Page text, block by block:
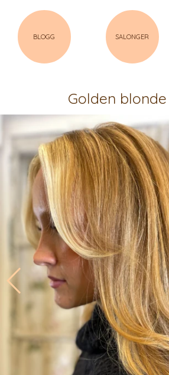
BLOGG SALONGER
Golden